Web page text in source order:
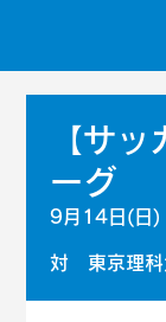
【サ
ーグ
9月14日(日)
対 東京理